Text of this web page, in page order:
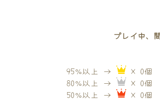
プレイ中、
95％以上 →
× 0個
80％以上 →
× 0個
50％以上 →
× 0個